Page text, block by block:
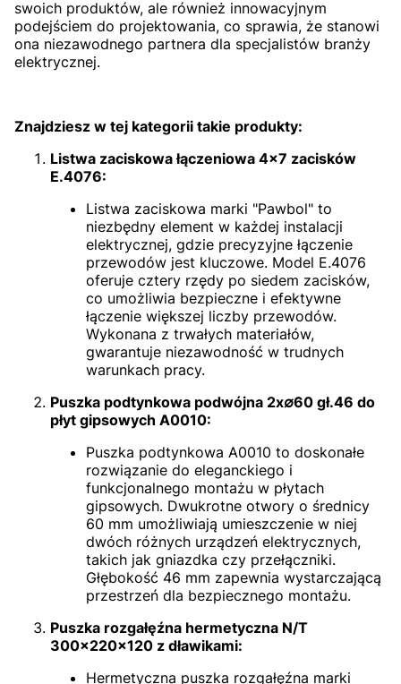
swoich produktów, ale również innowacyjnym
podejściem do projektowania, co sprawia, że stanowi
ona niezawodnego partnera dla specjalistów branży
elektrycznej.
Znajdziesz w tej kategorii takie produkty:
Listwa zaciskowa łączeniowa 4x7 zacisków
E.4076:
Listwa zaciskowa marki "Pawbol" to
niezbędny element w każdej instalacji
elektrycznej, gdzie precyzyjne łączenie
przewodów jest kluczowe. Model E.4076
oferuje cztery rzędy po siedem zacisków,
co umożliwia bezpieczne i efektywne
łączenie większej liczby przewodów.
Wykonana z trwałych materiałów,
gwarantuje niezawodność w trudnych
warunkach pracy.
Puszka podtynkowa podwójna 2x∅60 gł.46 do
płyt gipsowych A0010:
Puszka podtynkowa A0010 to doskonałe
rozwiązanie do eleganckiego i
funkcjonalnego montażu w płytach
gipsowych. Dwukrotne otwory o średnicy
60 mm umożliwiają umieszczenie w niej
dwóch różnych urządzeń elektrycznych,
takich jak gniazdka czy przełączniki.
Głębokość 46 mm zapewnia wystarczającą
przestrzeń dla bezpiecznego montażu.
Puszka rozgałęźna hermetyczna N/T
300x220x120 z dławikami:
Hermetyczna puszka rozgałęźna marki